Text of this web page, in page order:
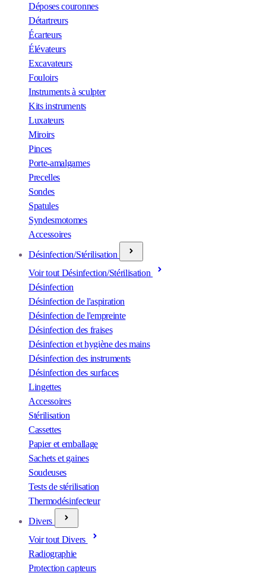
Déposes couronnes
Détartreurs
Écarteurs
Élévateurs
Excavateurs
Fouloirs
Instruments à sculpter
Kits instruments
Luxateurs
Miroirs
Pinces
Porte-amalgames
Precelles
Sondes
Spatules
Syndesmotomes
Accessoires
Désinfection/Stérilisation
Voir tout Désinfection/Stérilisation
Désinfection
Désinfection de l'aspiration
Désinfection de l'empreinte
Désinfection des fraises
Désinfection et hygiène des mains
Désinfection des instruments
Désinfection des surfaces
Lingettes
Accessoires
Stérilisation
Cassettes
Papier et emballage
Sachets et gaines
Soudeuses
Tests de stérilisation
Thermodésinfecteur
Divers
Voir tout Divers
Radiographie
Protection capteurs